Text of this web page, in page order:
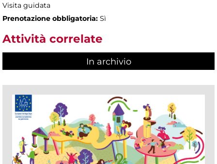
Visita guidata
Prenotazione obbligatoria: Sì
Attività correlate
In archivio